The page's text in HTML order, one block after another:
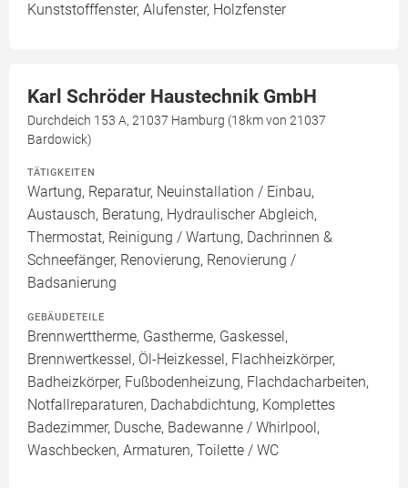
Kunststofffenster, Alufenster, Holzfenster
Karl Schröder Haustechnik GmbH
Durchdeich 153 A, 21037 Hamburg (18km von 21037
Bardowick)
TÄTIGKEITEN
Wartung, Reparatur, Neuinstallation / Einbau,
Austausch, Beratung, Hydraulischer Abgleich,
Thermostat, Reinigung / Wartung, Dachrinnen &
Schneefänger, Renovierung, Renovierung /
Badsanierung
GEBÄUDETEILE
Brennwerttherme, Gastherme, Gaskessel,
Brennwertkessel, Öl-Heizkessel, Flachheizkörper,
Badheizkörper, Fußbodenheizung, Flachdacharbeiten,
Notfallreparaturen, Dachabdichtung, Komplettes
Badezimmer, Dusche, Badewanne / Whirlpool,
Waschbecken, Armaturen, Toilette / WC